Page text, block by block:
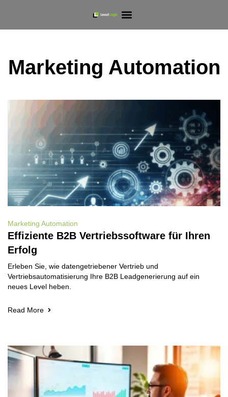
Marketing Automation
Marketing Automation
Effiziente B2B Vertriebssoftware für Ihren
Erfolg
Erleben Sie, wie datengetriebener Vertrieb und
Vertriebsautomatisierung Ihre B2B Leadgenerierung auf ein
neues Level heben.
Read More